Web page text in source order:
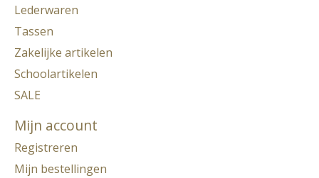
Lederwaren
Tassen
Zakelijke artikelen
Schoolartikelen
SALE
Mijn account
Registreren
Mijn bestellingen